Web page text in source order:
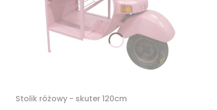
Stolik różowy - skuter 120cm